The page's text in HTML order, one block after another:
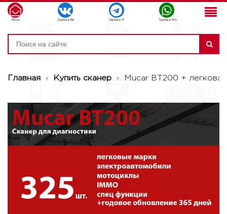
Почта Группа в ВК Группа в ТГ Группа в WA
Главная › Купить сканер › Mucar BT200 +